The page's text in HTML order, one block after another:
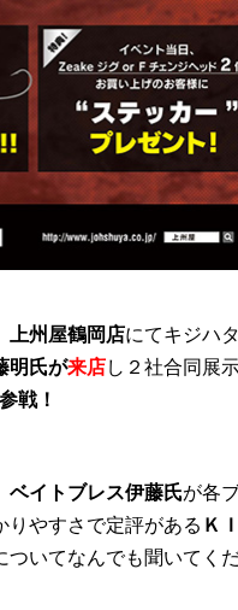
上州屋鶴岡店にてキジハ
明氏が来店し２社合同展
戦！
ベイトブレス伊藤氏が各
りやすさで定評がある Ｋ
いてなんでも聞いてく